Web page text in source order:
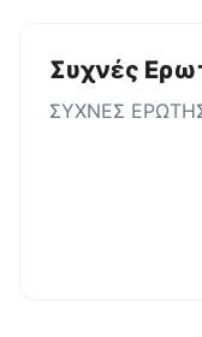
Συχνές
ΣΥΧΝΕΣ